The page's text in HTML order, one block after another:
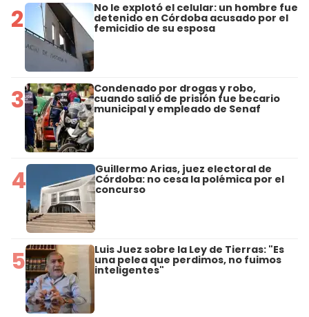
2 No le explotó el celular: un hombre fue
detenido en Córdoba acusado por el
femicidio de su esposa
3 Condenado por drogas y robo,
cuando salió de prisión fue becario
municipal y empleado de Senaf
4 Guillermo Arias, juez electoral de
Córdoba: no cesa la polémica por el
concurso
5 Luis Juez sobre la Ley de Tierras: "Es
una pelea que perdimos, no fuimos
inteligentes"